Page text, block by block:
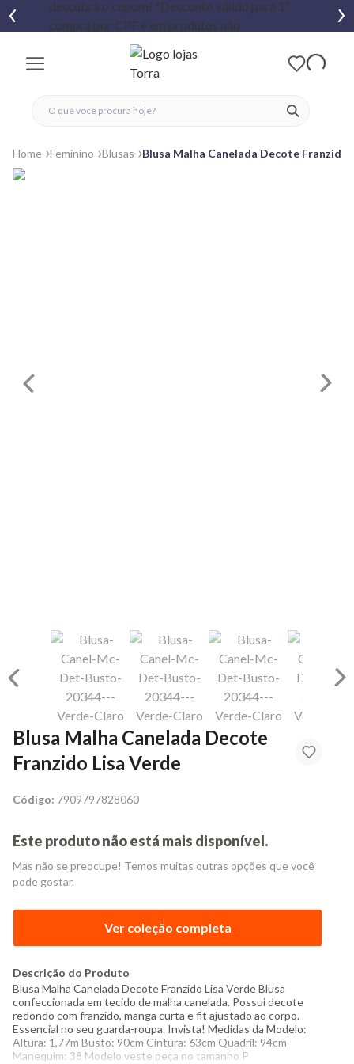
ver
fechar menu
fechar menu
favoritos
Home Feminino Blusas Blusa Malha Canelada Decote Franzido
Blusa Malha Canelada Decote
Franzido Lisa Verde
Código: 7909797828060
Este produto não está mais disponível.
Mas não se preocupe! Temos muitas outras opções que você
pode gostar.
Ver coleção completa
Descrição do Produto
Blusa Malha Canelada Decote Franzido Lisa Verde Blusa
confeccionada em tecido de malha canelada. Possui decote
redondo com franzido, manga curta e fit ajustado ao corpo.
Essencial no seu guarda-roupa. Invista! Medidas da Modelo:
Altura: 1,77m Busto: 90cm Cintura: 63cm Quadril: 94cm
Manequim: 38 Modelo veste peça no tamanho P